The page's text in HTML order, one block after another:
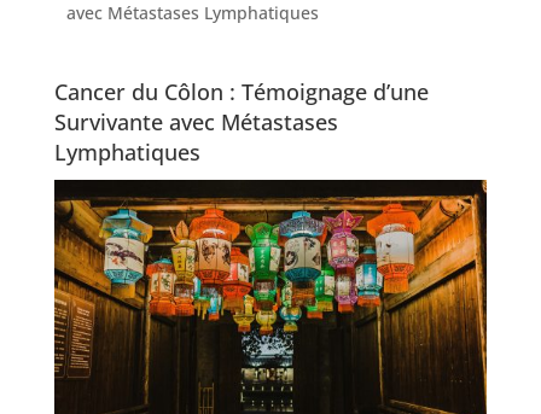
avec Métastases Lymphatiques
Cancer du Côlon : Témoignage d’une
Survivante avec Métastases
Lymphatiques